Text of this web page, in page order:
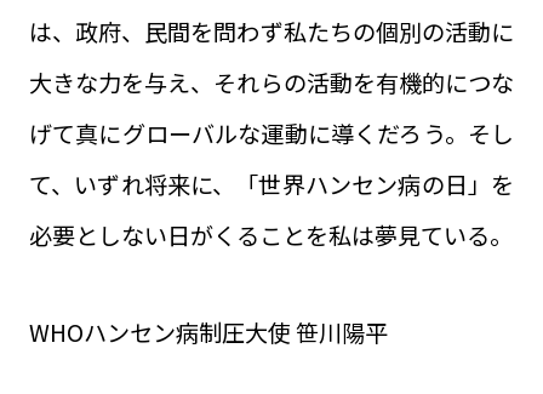
は、政府、民間を問わず私たちの個別の活動に
大きな力を与え、それらの活動を有機的につな
げて真にグローバルな運動に導くだろう。そし
て、いずれ将来に、「世界ハンセン病の日」を
必要としない日がくることを私は夢見ている。
WHOハンセン病制圧大使 笹川陽平